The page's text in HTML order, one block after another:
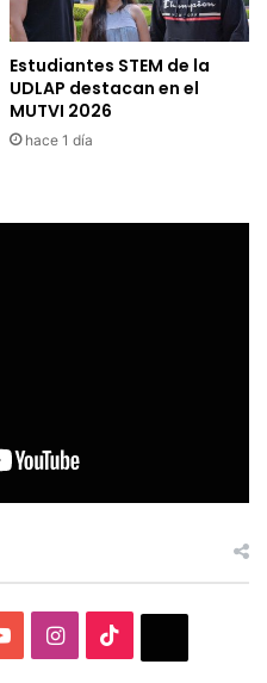
Estudiantes STEM de la
UDLAP destacan en el
MUTVI 2026
hace 1 día
YouTubeInstagram